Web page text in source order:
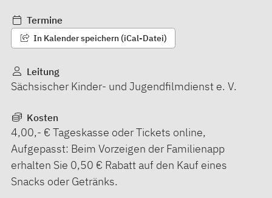
Termine
In Kalender speichern (iCal-Datei)
Leitung
Sächsischer Kinder- und Jugendfilmdienst e. V.
Kosten
4,00,- € Tageskasse oder Tickets online,
Aufgepasst: Beim Vorzeigen der Familienapp
erhalten Sie 0,50 € Rabatt auf den Kauf eines
Snacks oder Getränks.